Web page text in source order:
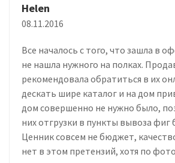
Helen
08.11.2016
Все началось с того, что зашла в
не нашла нужного на полках.
рекомендовала обратиться в их
дескать шире каталог и на дом
дом совершенно не нужно было,
них отгрузки в пункты вывоза фиг
Ценник совсем не бюджет,
нет в этом претензий, хотя по